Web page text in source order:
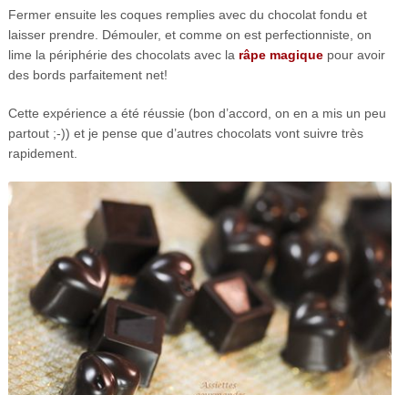
Fermer ensuite les coques remplies avec du chocolat fondu et
laisser prendre. Démouler, et comme on est perfectionniste, on
lime la périphérie des chocolats avec la râpe magiquepour avoir
des bords parfaitement net!
Cette expérience a été réussie (bon d’accord, on en a mis un peu
partout ;-)) et je pense que d’autres chocolats vont suivre très
rapidement.